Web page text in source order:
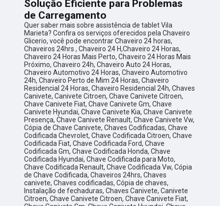
Solução Eficiente para Problemas
de Carregamento
Quer saber mais sobre assistência de tablet Vila
Marieta? Confira os serviços oferecidos pela Chaveiro
Glicerio, você pode encontrar Chaveiro 24 horas,
Chaveiros 24hrs , Chaveiro 24 H,Chaveiro 24 Horas,
Chaveiro 24 Horas Mais Perto, Chaveiro 24 Horas Mais
Próximo, Chaveiro 24h, Chaveiro Auto 24 Horas,
Chaveiro Automotivo 24 Horas, Chaveiro Automotivo
24h, Chaveiro Perto de Mim 24 Horas, Chaveiro
Residencial 24 Horas, Chaveiro Residencial 24h, Chaves
Canivete, Canivete Citroen, Chave Canivete Citroen,
Chave Canivete Fiat, Chave Canivete Gm, Chave
Canivete Hyundai, Chave Canivete Kia, Chave Canivete
Presença, Chave Canivete Renault, Chave Canivete Vw,
Cópia de Chave Canivete, Chaves Codificadas, Chave
Codificada Chevrolet, Chave Codificada Citroen, Chave
Codificada Fiat, Chave Codificada Ford, Chave
Codificada Gm, Chave Codificada Honda, Chave
Codificada Hyundai, Chave Codificada para Moto,
Chave Codificada Renault, Chave Codificada Vw, Cópia
de Chave Codificada, Chaveiros 24hrs, Chaves
canivete, Chaves codificadas, Cópia de chaves,
Instalação de fechaduras, Chaves Canivete, Canivete
Citroen, Chave Canivete Citroen, Chave Canivete Fiat,